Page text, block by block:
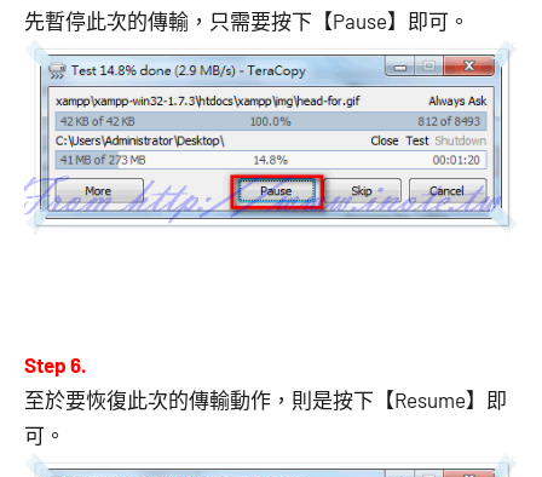
先暫停此次的傳輸，只需要按下【Pause】即可。
Step 6.
至於要恢復此次的傳輸動作，則是按下【Resume】即
可。